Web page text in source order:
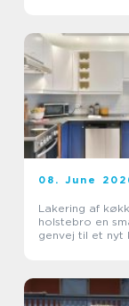
08. June
Lakering af
holstebro en smart
genvej til et nyt